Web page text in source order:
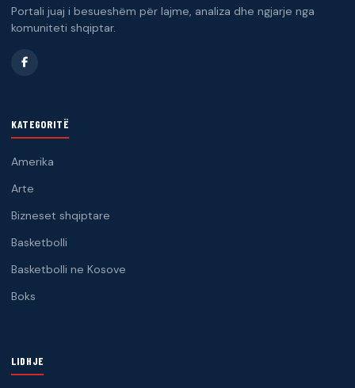
Portali juaj i besueshëm për lajme, analiza dhe ngjarje nga
komuniteti shqiptar.
KATEGORITË
Amerika
Arte
Bizneset shqiptare
Basketbolli
Basketbolli ne Kosove
Boks
LIDHJE